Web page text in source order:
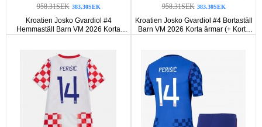
958.31SEK 383.30SEK
Kroatien Josko Gvardiol #4
Hemmaställ Barn VM 2026 Korta
ärmar (+ Korta byxor)
958.31SEK 383.30SEK
Kroatien Josko Gvardiol #4 Bortaställ
Barn VM 2026 Korta ärmar (+ Korta
byxor)